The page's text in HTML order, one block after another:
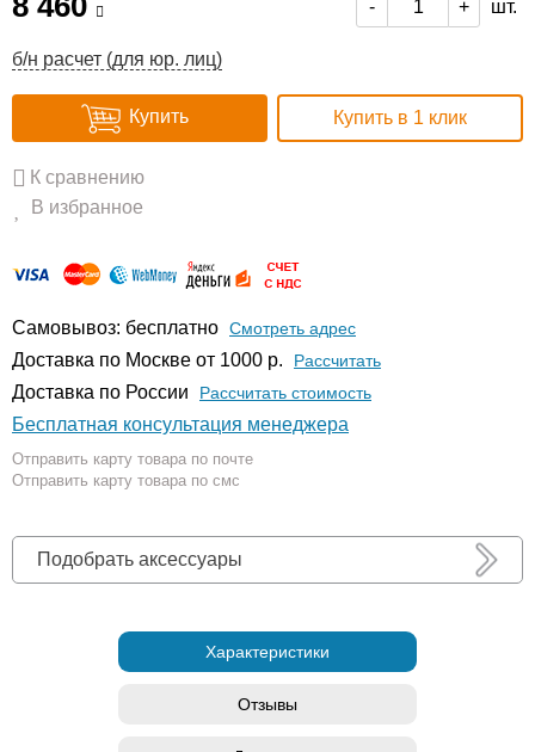
- + шт.
б/н расчет (для юр. лиц)
Купить Купить в 1 клик
К сравнению
В избранное
Самовывоз: бесплатно Смотреть адрес
Доставка по Москве от 1000 р. Расcчитать
Доставка по России Рассчитать стоимость
Бесплатная консультация менеджера
Отправить карту товара по почте
Отправить карту товара по смс
Подобрать аксессуары
Характеристики
Отзывы